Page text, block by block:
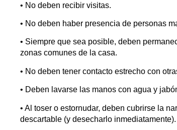
• No deben recibir visitas.
• No deben haber presencia de personas
• Siempre que sea posible, deben
zonas comunes de la casa.
• No deben tener contacto estrecho con
• Deben lavarse las manos con agua y
• Al toser o estornudar, deben cubrirse la
descartable (y desecharlo inmediatamente).